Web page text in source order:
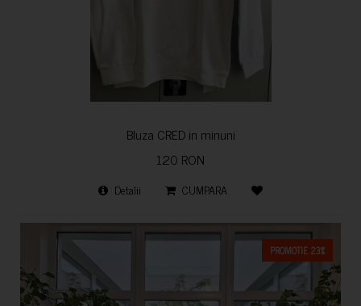
Bluza CRED in minuni
120 RON
Detalii CUMPARA
PROMOTIE 23%